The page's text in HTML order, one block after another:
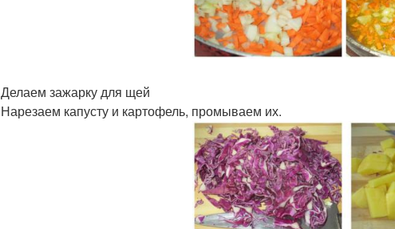
Делаем зажарку для щей
Нарезаем капусту и картофель, промываем их.